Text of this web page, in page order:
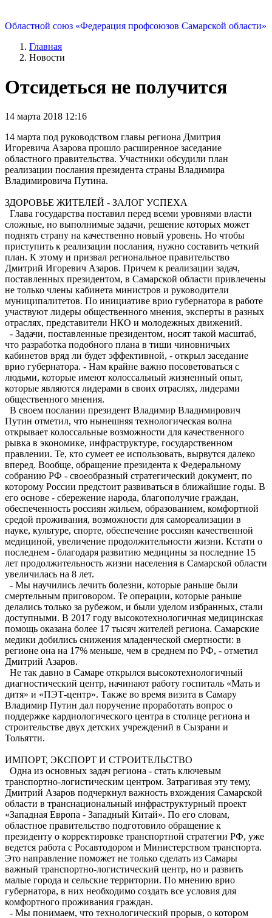
Областной союз «Федерация профсоюзов Самарской области»
Главная
Новости
Отсидеться не получится
14 марта 2018 12:16
14 марта под руководством главы региона Дмитрия
Игоревича Азарова прошло расширенное заседание
областного правительства. Участники обсудили план
реализации послания президента страны Владимира
Владимировича Путина.
ЗДОРОВЬЕ ЖИТЕЛЕЙ - ЗАЛОГ УСПЕХА
Глава государства поставил перед всеми уровнями власти
сложные, но выполнимые задачи, решение которых может
поднять страну на качественно новый уровень. Но чтобы
приступить к реализации послания, нужно составить четкий
план. К этому и призвал региональное правительство
Дмитрий Игоревич Азаров. Причем к реализации задач,
поставленных президентом, в Самарской области привлечены
не только члены кабинета министров и руководители
муниципалитетов. По инициативе врио губернатора в работе
участвуют лидеры общественного мнения, эксперты в разных
отраслях, представители НКО и молодежных движений.
- Задачи, поставленные президентом, носят такой масштаб,
что разработка подобного плана в тиши чиновничьих
кабинетов вряд ли будет эффективной, - открыл заседание
врио губернатора. - Нам крайне важно посоветоваться с
людьми, которые имеют колоссальный жизненный опыт,
которые являются лидерами в своих отраслях, лидерами
общественного мнения.
В своем послании президент Владимир Владимирович
Путин отметил, что нынешняя технологическая волна
открывает колоссальные возможности для качественного
рывка в экономике, инфраструктуре, государственном
правлении. Те, кто сумеет ее использовать, вырвутся далеко
вперед. Вообще, обращение президента к Федеральному
собранию РФ - свое­образный стратегический документ, по
которому России предстоит развиваться в ближайшие годы. В
его основе - сбережение народа, благополучие граждан,
обеспеченность россиян жильем, образованием, комфортной
средой проживания, возможности для самореализации в
науке, культуре, спорте, обеспечение россиян качественной
медициной, увеличение продолжительности жизни. Кстати о
последнем - благодаря развитию медицины за последние 15
лет продолжительность жизни населения в Самарской области
увеличилась на 8 лет.
- Мы научились лечить болезни, которые раньше были
смертельным приговором. Те операции, которые раньше
делались только за рубежом, и были уделом избранных, стали
доступными. В 2017 году высокотехнологичная медицинская
помощь оказана более 17 тысяч жителей региона. Самарские
медики добились снижения младенческой смертности: в
регионе она на 17% меньше, чем в среднем по РФ, - отметил
Дмитрий Азаров.
Не так давно в Самаре открылся высокотехнологичный
диагностический центр, начинают работу гос­питаль «Мать и
дитя» и «ПЭТ-центр». Также во время визита в Самару
Владимир Путин дал поручение проработать вопрос о
поддержке кардиологического центра в столице региона и
строительстве двух детских учреждений в Сызрани и
Тольятти.
ИМПОРТ, ЭКСПОРТ И СТРОИТЕЛЬСТВО
Одна из основных задач региона - стать ключевым
транспортно-логистическим центром. Затрагивая эту тему,
Дмитрий Азаров подчеркнул важность вхождения Самарской
области в транснациональный инфраструктурный проект
«Западная Европа - Западный Китай». По его словам,
областное правительство подготовило обращение к
президенту о корректировке транспортной стратегии РФ, уже
ведется работа с Росавтодором и Министерством транспорта.
Это направление поможет не только сделать из Самары
важный транспортно-логистический центр, но и развить
малые города и сельские территории. По мнению врио
губернатора, в них необходимо создать все условия для
комфортного проживания граждан.
- Мы понимаем, что технологический прорыв, о котором